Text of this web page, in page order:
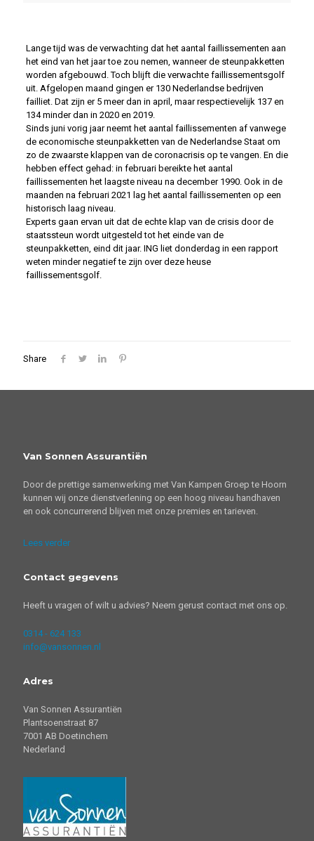
Lange tijd was de verwachting dat het aantal faillissementen aan
het eind van het jaar toe zou nemen, wanneer de steunpakketten
worden afgebouwd. Toch blijft die verwachte faillissementsgolf
uit. Afgelopen maand gingen er 130 Nederlandse bedrijven
failliet. Dat zijn er 5 meer dan in april, maar respectievelijk 137 en
134 minder dan in 2020 en 2019.
Sinds juni vorig jaar neemt het aantal faillissementen af vanwege
de economische steunpakketten van de Nederlandse Staat om
zo de zwaarste klappen van de coronacrisis op te vangen. En die
hebben effect gehad: in februari bereikte het aantal
faillissementen het laagste niveau na december 1990. Ook in de
maanden na februari 2021 lag het aantal faillissementen op een
historisch laag niveau.
Experts gaan ervan uit dat de echte klap van de crisis door de
staatssteun wordt uitgesteld tot het einde van de
steunpakketten, eind dit jaar. ING liet donderdag in een rapport
weten minder negatief te zijn over deze heuse
faillissementsgolf.
Share
Van Sonnen Assurantiën
Door de prettige samenwerking met Van Kampen Groep te Hoorn
kunnen wij onze dienstverlening op een hoog niveau handhaven
en ook concurrerend blijven met onze premies en tarieven.
Lees verder
Contact gegevens
Heeft u vragen of wilt u advies? Neem gerust contact met ons op.
0314 - 624 133
info@vansonnen.nl
Adres
Van Sonnen Assurantiën
Plantsoenstraat 87
7001 AB Doetinchem
Nederland